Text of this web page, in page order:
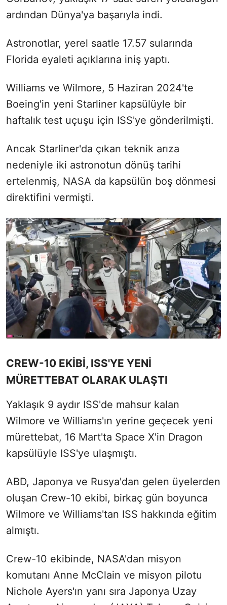
ardından Dünya'ya başarıyla indi.
Astronotlar, yerel saatle 17.57 sularında
Florida eyaleti açıklarına iniş yaptı.
Williams ve Wilmore, 5 Haziran 2024'te
Boeing'in yeni Starliner kapsülüyle bir
haftalık test uçuşu için ISS'ye gönderilmişti.
Ancak Starliner'da çıkan teknik arıza
nedeniyle iki astronotun dönüş tarihi
ertelenmiş, NASA da kapsülün boş dönmesi
direktifini vermişti.
CREW-10 EKİBİ, ISS'YE YENİ
MÜRETTEBAT OLARAK ULAŞTI
Yaklaşık 9 aydır ISS'de mahsur kalan
Wilmore ve Williams'ın yerine geçecek yeni
mürettebat, 16 Mart'ta Space X'in Dragon
kapsülüyle ISS'ye ulaşmıştı.
ABD, Japonya ve Rusya'dan gelen üyelerden
oluşan Crew-10 ekibi, birkaç gün boyunca
Wilmore ve Williams'tan ISS hakkında eğitim
almıştı.
Crew-10 ekibinde, NASA'dan misyon
komutanı Anne McClain ve misyon pilotu
Nichole Ayers'ın yanı sıra Japonya Uzay